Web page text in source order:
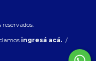
ingresá acá. /